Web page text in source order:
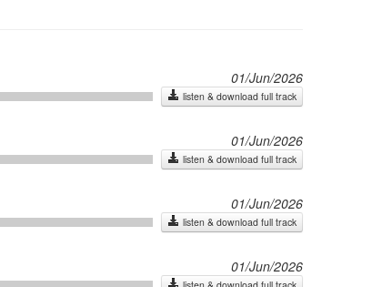
01/Jun/2026
listen & download full track
01/Jun/2026
listen & download full track
01/Jun/2026
listen & download full track
01/Jun/2026